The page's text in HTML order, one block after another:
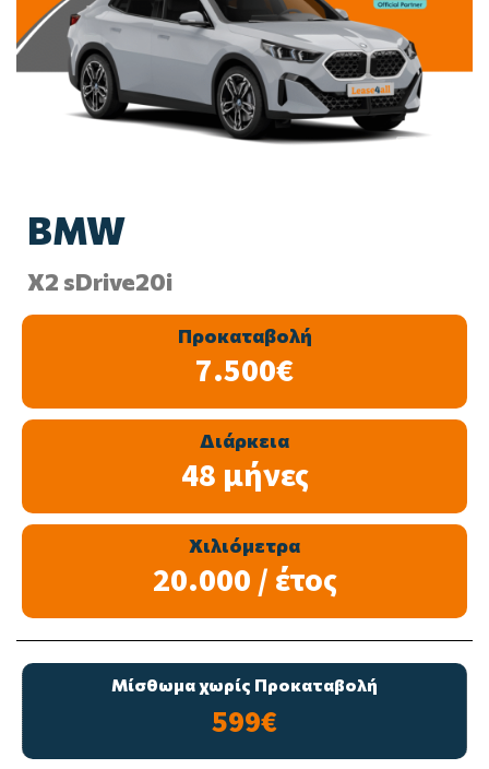
BMW
X2 sDrive20i
Προκαταβολή
7.500€
Διάρκεια
48 μήνες
Χιλιόμετρα
20.000 / έτος
Μίσθωμα χωρίς Προκαταβολή
599€